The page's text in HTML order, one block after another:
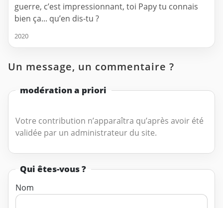
guerre, c’est impressionnant, toi Papy tu connais
bien ça... qu’en dis-tu ?
2020
Un message, un commentaire ?
modération a priori
Votre contribution n’apparaîtra qu’après avoir été
validée par un administrateur du site.
Qui êtes-vous ?
Nom